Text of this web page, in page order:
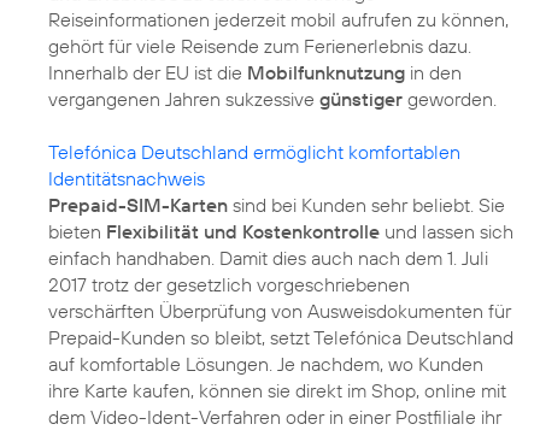
Reiseinformationen jederzeit mobil aufrufen zu können,
gehört für viele Reisende zum Ferienerlebnis dazu.
Innerhalb der EU ist die Mobilfunknutzung in den
vergangenen Jahren sukzessive günstiger geworden.
Telefónica Deutschland ermöglicht komfortablen
Identitätsnachweis
Prepaid-SIM-Karten sind bei Kunden sehr beliebt. Sie
bieten Flexibilität und Kostenkontrolle und lassen sich
einfach handhaben. Damit dies auch nach dem 1. Juli
2017 trotz der gesetzlich vorgeschriebenen
verschärften Überprüfung von Ausweisdokumenten für
Prepaid-Kunden so bleibt, setzt Telefónica Deutschland
auf komfortable Lösungen. Je nachdem, wo Kunden
ihre Karte kaufen, können sie direkt im Shop, online mit
dem Video-Ident-Verfahren oder in einer Postfiliale ihr